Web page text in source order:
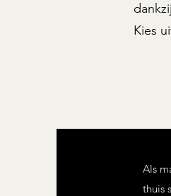
Kies
Als
thuis